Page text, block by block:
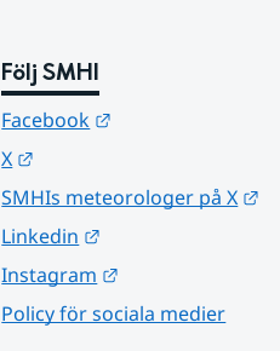
Följ SMHI
Facebook
X
SMHIs meteorologer på X
Linkedin
Instagram
Policy för sociala medier